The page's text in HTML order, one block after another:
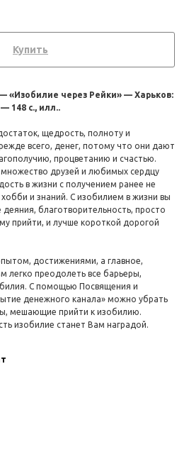
Купить
«Изобилие через Рейки» — Харьков:
148 с., илл..
щедрость, полноту и
всего, денег, потому что они дают
процветанию и счастью.
друзей и любимых сердцу
в жизни с получением ранее не
и знаний. С изобилием в жизни вы
благотворительность, просто
прийти, и лучше короткой дорогой
достижениями, а главное,
легко преодолеть все барьеры,
С помощью Посвящения и
денежного канала» можно убрать
мешающие прийти к изобилию.
изобилие станет Вам наградой.